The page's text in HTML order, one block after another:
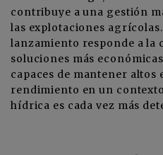
contribuye a una gestión
las explotaciones
lanzamiento responde a la
soluciones más
capaces de mantener altos
rendimiento en un
hídrica es cada vez más